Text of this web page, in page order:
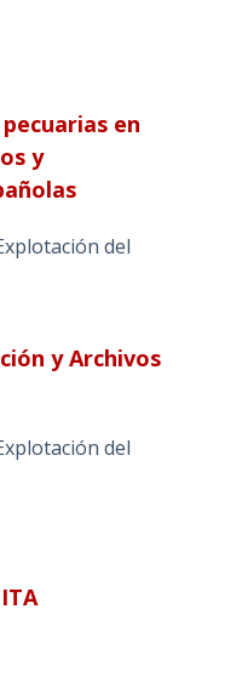
en
y
del
y Archivos
del